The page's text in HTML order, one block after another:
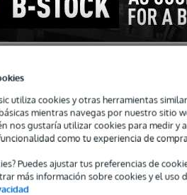
utiliza cookies y otras herramientas
mientras navegas por nuestro sitio
nos gustaría utilizar cookies para medir y
como tu experiencia de compra.
Puedes ajustar tus preferencias de
más información sobre cookies y el
(9)